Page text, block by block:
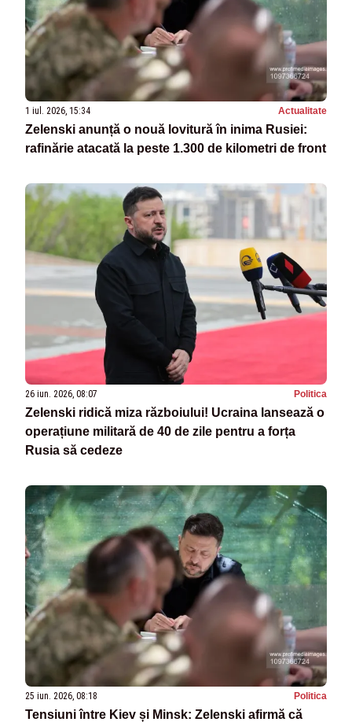
1 iul. 2026, 15:34 Actualitate
Zelenski anunță o nouă lovitură în inima Rusiei:
rafinărie atacată la peste 1.300 de kilometri de front
26 iun. 2026, 08:07 Politica
Zelenski ridică miza războiului! Ucraina lansează o
operațiune militară de 40 de zile pentru a forța
Rusia să cedeze
25 iun. 2026, 08:18 Politica
Tensiuni între Kiev și Minsk: Zelenski afirmă că